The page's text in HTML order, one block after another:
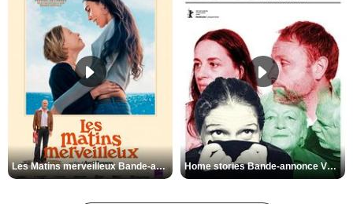
Les Matins merveilleux Bande-annonce VF Home stories Bande-annonce VO STFR